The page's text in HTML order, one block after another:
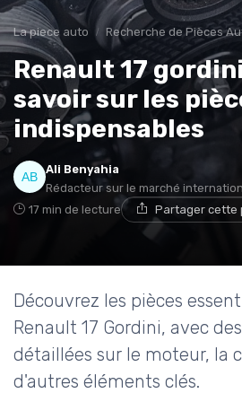
La piece auto Recherche de Pièces
Renault 17
savoir sur les
indispensables
Ali Benyahia
Rédacteur sur le marché
17 min de lecture Partager cette
Découvrez les pièces
Renault 17 Gordini, avec
détaillées sur le moteur, la
d'autres éléments clés.